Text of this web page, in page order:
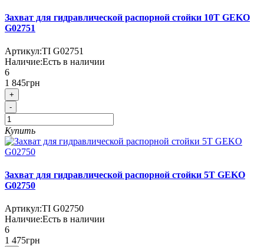
Захват для гидравлической распорной стойки 10T GEKO
G02751
Артикул:TI G02751
Наличие:Есть в наличии
6
1 845грн
+
-
Купить
Захват для гидравлической распорной стойки 5T GEKO
G02750
Артикул:TI G02750
Наличие:Есть в наличии
6
1 475грн